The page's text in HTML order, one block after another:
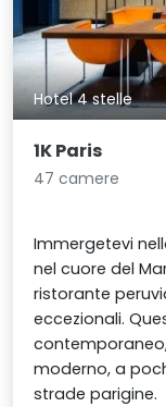
Hotel 4 stelle
1K Paris
47 camere
Immergetevi
nel cuore del
ristorante
eccezionali.
moderno, a
strade parigine.